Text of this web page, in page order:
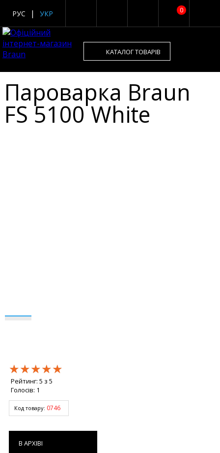
0
РУС УКР
КАТАЛОГ ТОВАРІВ
Пароварка Braun
FS 5100 White
★★★★★
★★★★★
★★★★★
Рейтинг: 5 з 5
Голосів: 1
Код товару: 0746
В АРХІВІ